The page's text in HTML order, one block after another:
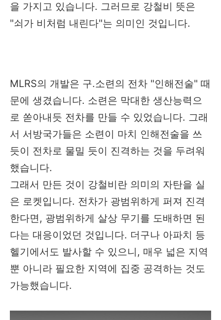
을 가지고 있습니다. 그러므로 강철비 뜻은
"쇠가 비처럼 내린다"는 의미인 것입니다.
MLRS의 개발은 구.소련의 전차 "인해전술" 때
문에 생겼습니다. 소련은 막대한 생산능력으
로 쏟아내듯 전차를 만들 수 있었습니다. 그래
서 서방국가들은 소련이 마치 인해전술을 쓰
듯이 전차로 물밀 듯이 진격하는 것을 두려워
했습니다.
그래서 만든 것이 강철비란 의미의 자탄을 실
은 로켓입니다. 전차가 광범위하게 퍼져 진격
한다면, 광범위하게 살상 무기를 도배하면 된
다는 대응이었던 것입니다. 더구나 아파치 등
헬기에서도 발사할 수 있으니, 매우 넓은 지역
뿐 아니라 필요한 지역에 집중 공격하는 것도
가능했습니다.